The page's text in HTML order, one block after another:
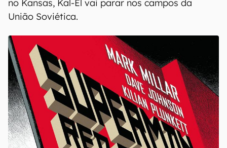
no Kansas, Kal-El vai parar nos campos da
União Soviética.